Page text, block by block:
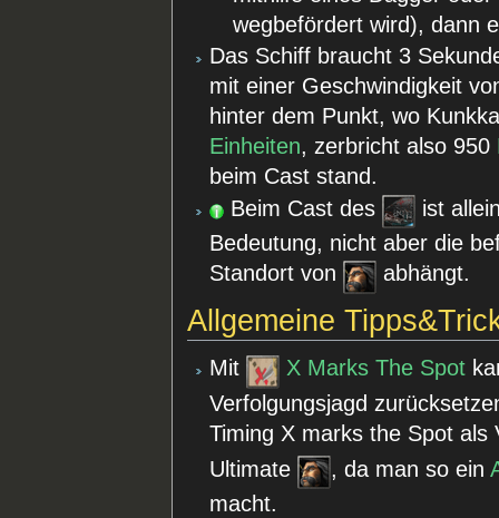
wegbefördert wird), dann
Das Schiff braucht 3
mit einer Geschwindigkeit
hinter dem Punkt, wo
Einheiten, zerbricht also 950
beim Cast stand.
Beim Cast des
ist
Bedeutung, nicht aber die
Standort von
abhängt.
Allgemeine
Mit X Marks The Spot
Verfolgungsjagd
Timing X marks the Spot
Ultimate
, da man so ein
macht.